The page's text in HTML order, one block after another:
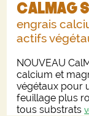
CalMag
engrais
actifs
NOUVEAU
calcium et
végétaux pour
feuillage plus
tous substrats